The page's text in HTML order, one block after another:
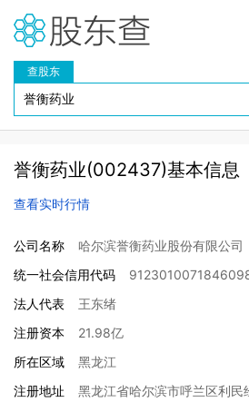
查股东
誉衡药业(002437)基本信息
查看实时行情
公司名称
哈尔滨誉衡药业股份有限公司
统一社会信用代码
法人代表
王东绪
注册资本
21.98亿
所在区域
黑龙江
注册地址
黑龙江省哈尔滨市呼兰区利